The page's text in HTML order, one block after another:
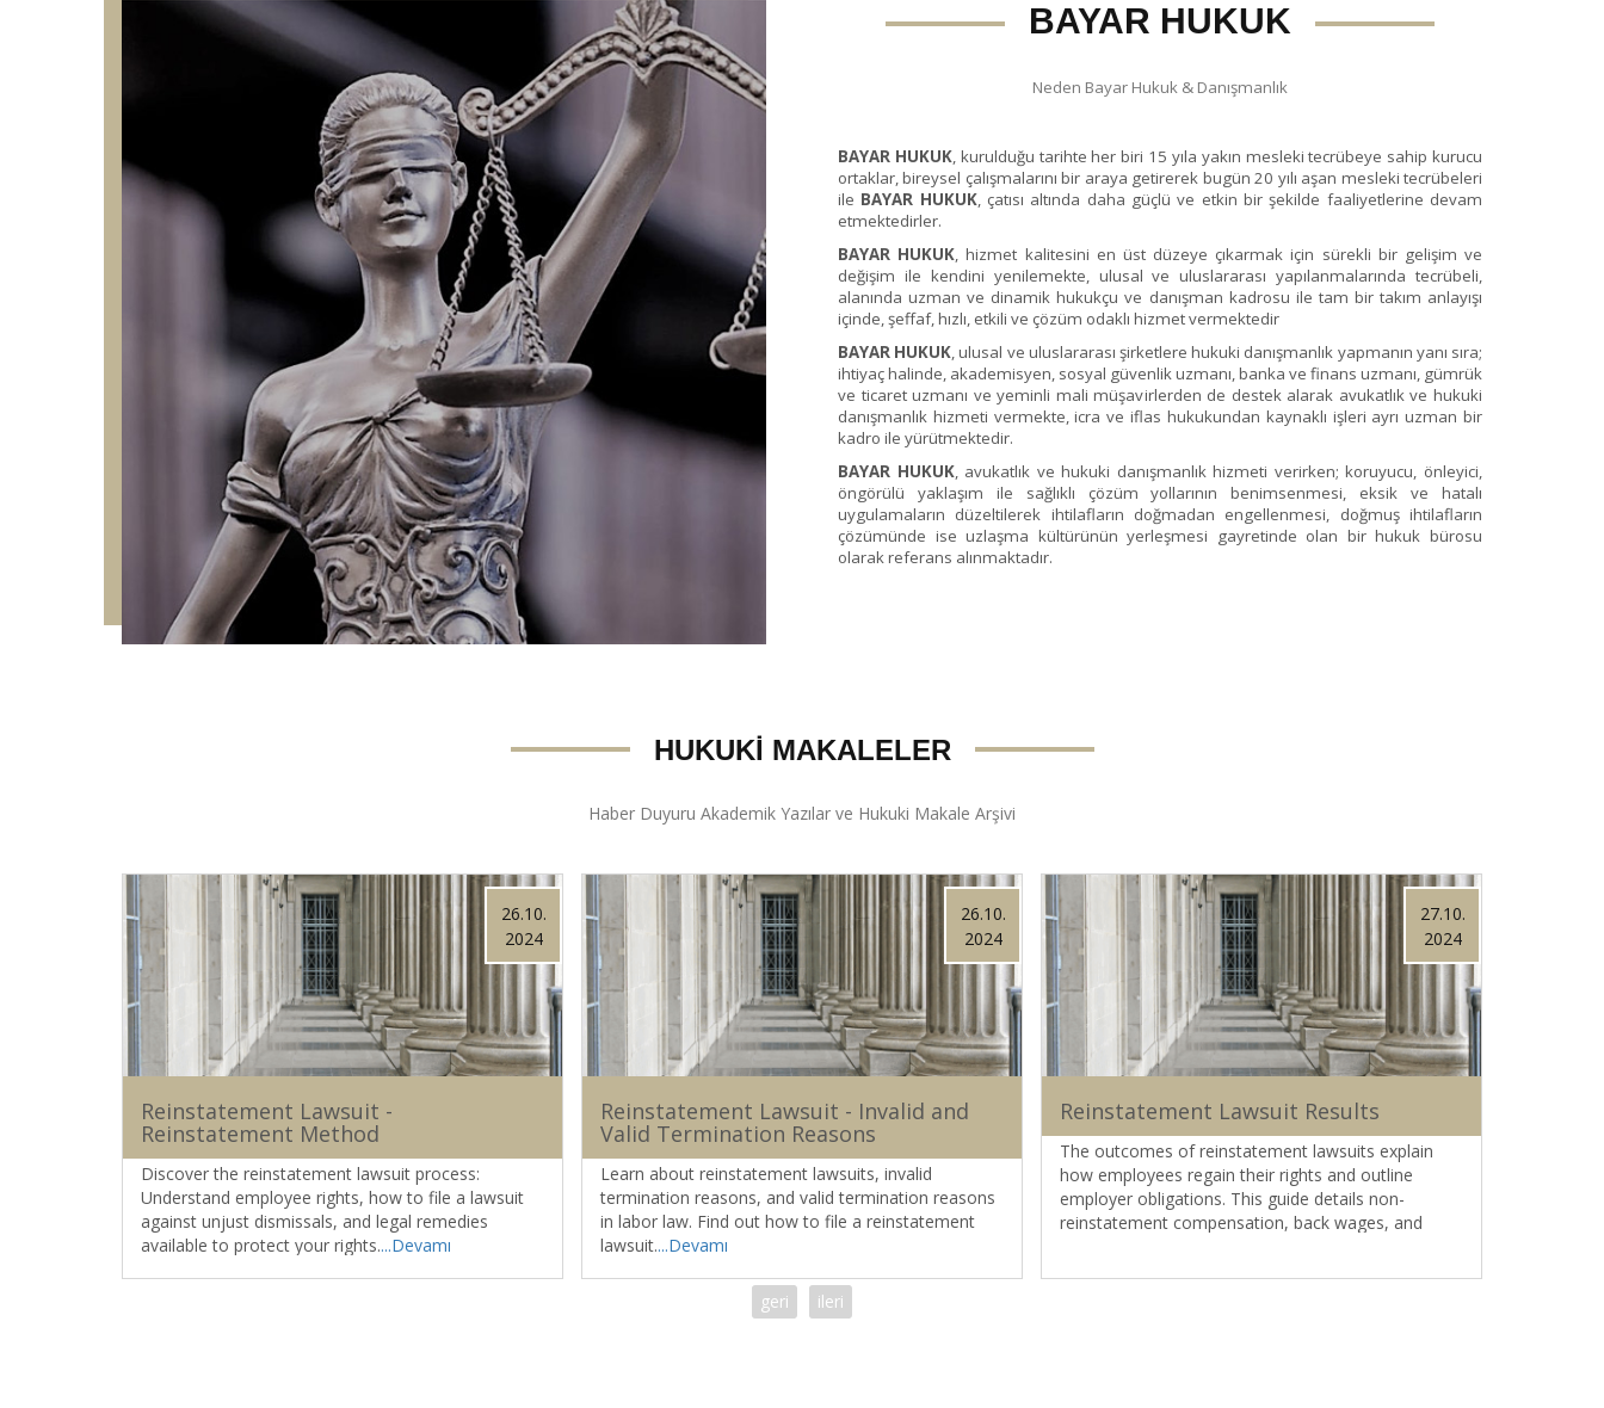
BAYAR HUKUK
Neden Bayar Hukuk & Danışmanlık
BAYAR HUKUK, kurulduğu tarihte her biri 15 yıla yakın mesleki tecrübeye sahip kurucu
ortaklar, bireysel çalışmalarını bir araya getirerek bugün 20 yılı aşan mesleki tecrübeleri
ile BAYAR HUKUK, çatısı altında daha güçlü ve etkin bir şekilde faaliyetlerine devam
etmektedirler.
BAYAR HUKUK, hizmet kalitesini en üst düzeye çıkarmak için sürekli bir gelişim ve
değişim ile kendini yenilemekte, ulusal ve uluslararası yapılanmalarında tecrübeli,
alanında uzman ve dinamik hukukçu ve danışman kadrosu ile tam bir takım anlayışı
içinde, şeffaf, hızlı, etkili ve çözüm odaklı hizmet vermektedir
BAYAR HUKUK, ulusal ve uluslararası şirketlere hukuki danışmanlık yapmanın yanı sıra;
ihtiyaç halinde, akademisyen, sosyal güvenlik uzmanı, banka ve finans uzmanı, gümrük
ve ticaret uzmanı ve yeminli mali müşavirlerden de destek alarak avukatlık ve hukuki
danışmanlık hizmeti vermekte, icra ve iflas hukukundan kaynaklı işleri ayrı uzman bir
kadro ile yürütmektedir.
BAYAR HUKUK, avukatlık ve hukuki danışmanlık hizmeti verirken; koruyucu, önleyici,
öngörülü yaklaşım ile sağlıklı çözüm yollarının benimsenmesi, eksik ve hatalı
uygulamaların düzeltilerek ihtilafların doğmadan engellenmesi, doğmuş ihtilafların
çözümünde ise uzlaşma kültürünün yerleşmesi gayretinde olan bir hukuk bürosu
olarak referans alınmaktadır.
HUKUKİ MAKALELER
Haber Duyuru Akademik Yazılar ve Hukuki Makale Arşivi
26.10.
2024
Reinstatement Lawsuit -
Reinstatement Method
Discover the reinstatement lawsuit process:
Understand employee rights, how to file a lawsuit
against unjust dismissals, and legal remedies
available to protect your rights....Devamı
26.10.
2024
Reinstatement Lawsuit - Invalid and
Valid Termination Reasons
Learn about reinstatement lawsuits, invalid
termination reasons, and valid termination reasons
in labor law. Find out how to file a reinstatement
lawsuit....Devamı
27.10.
2024
Reinstatement Lawsuit Results
The outcomes of reinstatement lawsuits explain
how employees regain their rights and outline
employer obligations. This guide details non-
reinstatement compensation, back wages, and
geri ileri